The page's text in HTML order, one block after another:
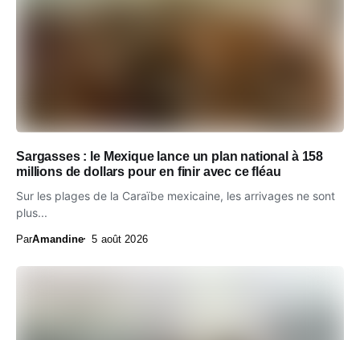
Sargasses : le Mexique lance un plan national à 158
millions de dollars pour en finir avec ce fléau
Sur les plages de la Caraïbe mexicaine, les arrivages ne sont
plus...
ParAmandine 5 août 2026